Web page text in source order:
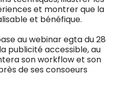
et montrer que la
et bénéfique.
au webinar egta du 28
publicité accessible, au
son workflow et son
de ses consoeurs